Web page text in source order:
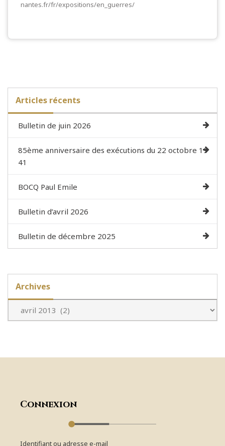
nantes.fr/fr/expositions/en_guerres/
Articles récents
Bulletin de juin 2026
85ème anniversaire des exécutions du 22 octobre 19
41
BOCQ Paul Emile
Bulletin d’avril 2026
Bulletin de décembre 2025
Archives
Connexion
Identifiant ou adresse e-mail